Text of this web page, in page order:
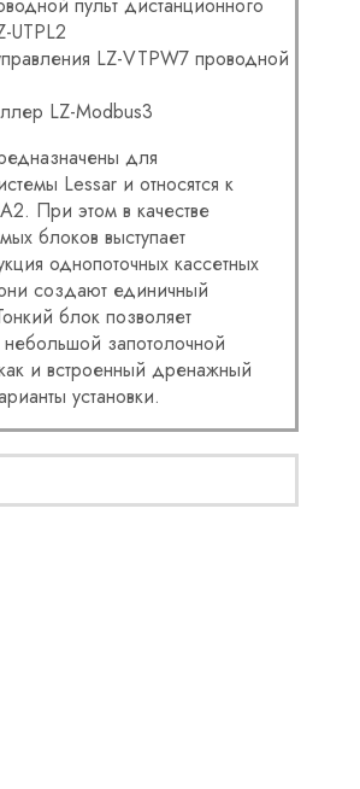
UTPL2
LZ-VTPW7 проводной
LZ-Modbus3
для
Lessar и относятся к
При этом в качестве
блоков выступает
однопоточных кассетных
создают единичный
блок позволяет
небольшой запотолочной
и встроенный дренажный
установки.